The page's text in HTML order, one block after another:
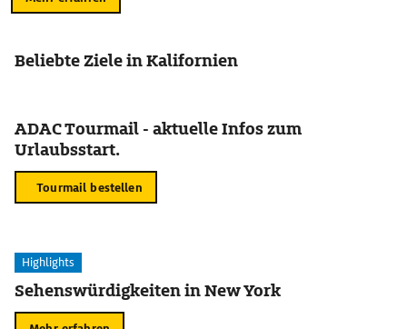
Beliebte Ziele in Kalifornien
ADAC Tourmail - aktuelle Infos zum
Urlaubsstart.
Tourmail bestellen
Highlights
Sehenswürdigkeiten in New York